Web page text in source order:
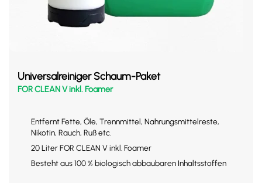
Universalreiniger Schaum-Paket
FOR CLEAN V inkl. Foamer
Entfernt Fette, Öle, Trennmittel, Nahrungsmittelreste,
Nikotin, Rauch, Ruß etc.
20 Liter FOR CLEAN V inkl. Foamer
Besteht aus 100 % biologisch abbaubaren Inhaltsstoffen